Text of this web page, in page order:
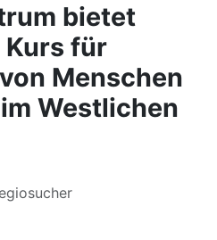
bietet
für
Menschen
Westlichen